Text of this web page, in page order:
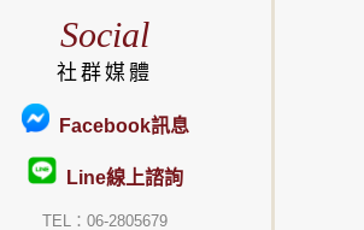
Social
社群媒體
Facebook訊息
Line線上諮詢
TEL：06-2805679